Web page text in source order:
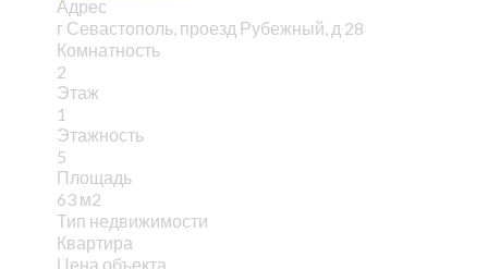
Адрес
г Севастополь, проезд Рубежный, д 28
Комнатность
2
Этаж
1
Этажность
5
Площадь
63 м2
Тип недвижимости
Квартира
Цена объекта